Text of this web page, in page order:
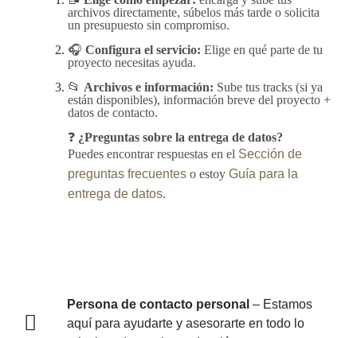
archivos directamente, súbelos más tarde o solicita
un presupuesto sin compromiso.
🎧 Configura el servicio: Elige en qué parte de tu
proyecto necesitas ayuda.
📂 Archivos e información: Sube tus tracks (si ya
están disponibles), información breve del proyecto +
datos de contacto.
❓ ¿Preguntas sobre la entrega de datos?
Puedes encontrar respuestas en el Sección de
preguntas frecuentes o estoy Guía para la
entrega de datos.
Persona de contacto personal – Estamos
aquí para ayudarte y asesorarte en todo lo